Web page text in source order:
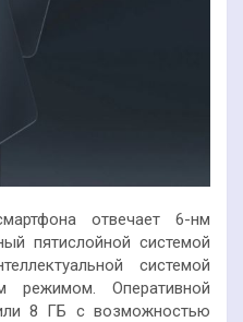
отвечает 6-нм
пятислойной системой
системой
режимом. Оперативной
8 ГБ с возможностью